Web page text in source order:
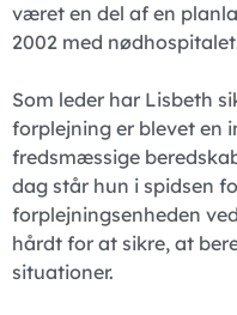
været en del af en
2002 med
Som leder har Lisbeth
forplejning er blevet en
fredsmæssige
dag står hun i spidsen
forplejningsenheden
hårdt for at sikre, at
situationer.